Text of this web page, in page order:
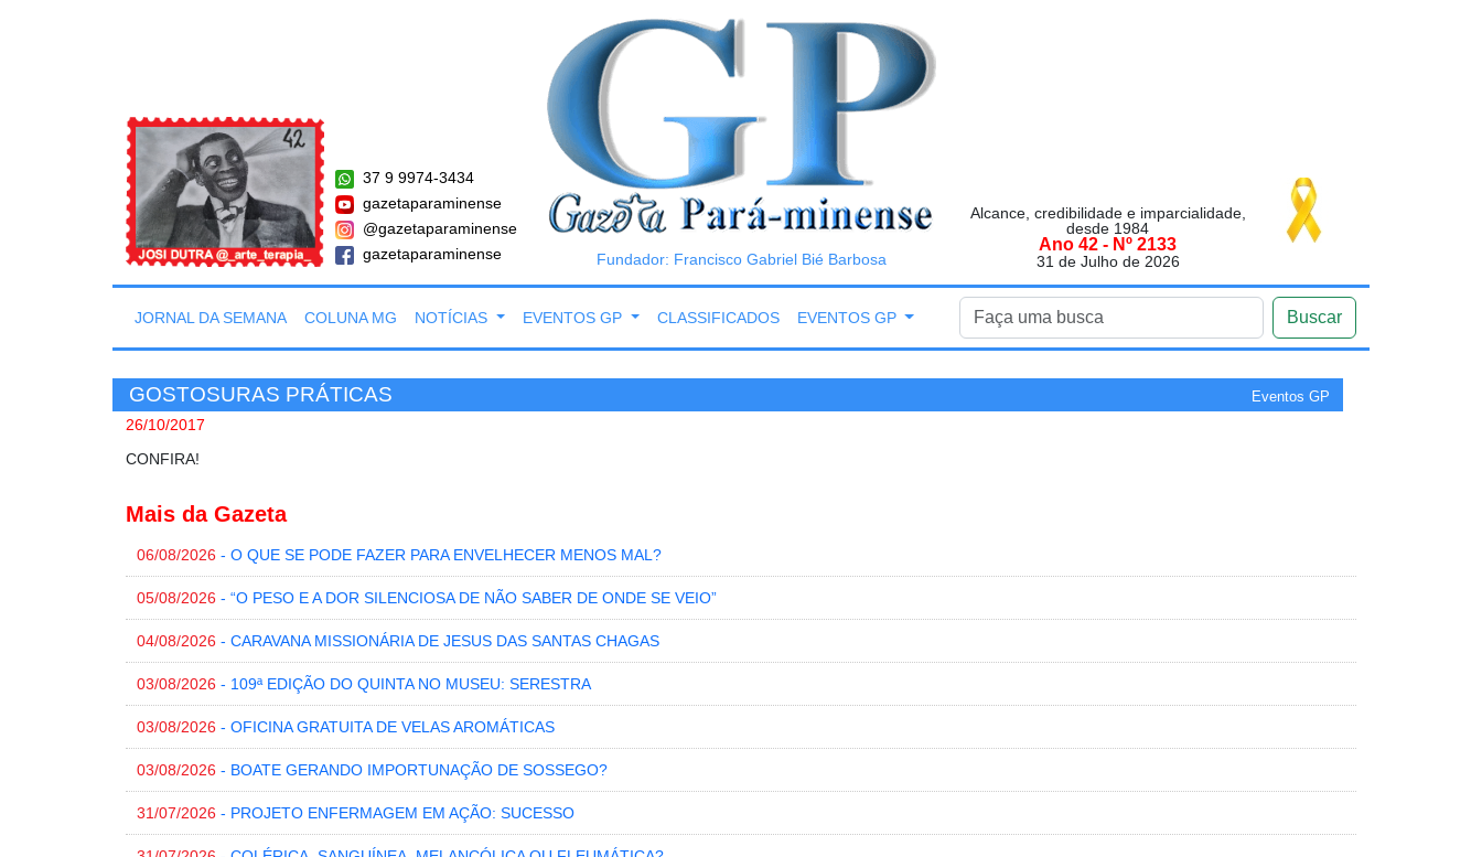
37 9 9974-3434
gazetaparaminense
@gazetaparaminense
gazetaparaminense
Fundador: Francisco Gabriel Bié Barbosa
Alcance, credibilidade e imparcialidade,
desde 1984
Ano 42 - Nº 2133
31 de Julho de 2026
JORNAL DA SEMANA COLUNA MG NOTÍCIAS EVENTOS GP CLASSIFICADOS EVENTOS GP Buscar
GOSTOSURAS PRÁTICAS Eventos GP
26/10/2017
CONFIRA!
Mais da Gazeta
06/08/2026 - O QUE SE PODE FAZER PARA ENVELHECER MENOS MAL?
05/08/2026 - “O PESO E A DOR SILENCIOSA DE NÃO SABER DE ONDE SE VEIO”
04/08/2026 - CARAVANA MISSIONÁRIA DE JESUS DAS SANTAS CHAGAS
03/08/2026 - 109ª EDIÇÃO DO QUINTA NO MUSEU: SERESTRA
03/08/2026 - OFICINA GRATUITA DE VELAS AROMÁTICAS
03/08/2026 - BOATE GERANDO IMPORTUNAÇÃO DE SOSSEGO?
31/07/2026 - PROJETO ENFERMAGEM EM AÇÃO: SUCESSO